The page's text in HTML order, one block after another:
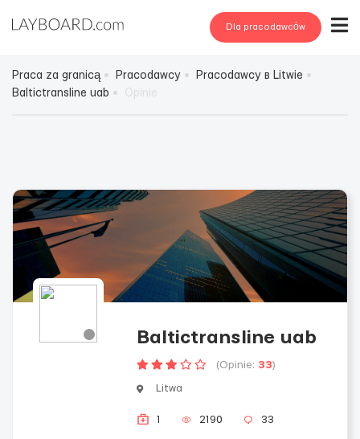
Dla pracodawców
Praca za granicą Pracodawcy
Pracodawcy в Litwie
Baltictransline uab
Baltictransline uab
(Opinie: 33)
Litwa
1 2190 33